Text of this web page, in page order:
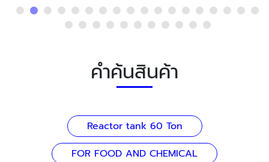
คำค้นสินค้า
Reactor tank 60 Ton
FOR FOOD AND CHEMICAL